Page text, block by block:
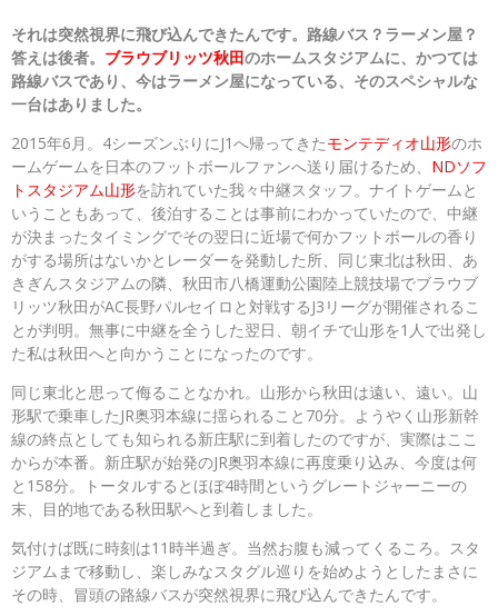
それは突然視界に飛び込んできたんです。路線バス？ラーメン屋？
答えは後者。 ブラウブリッツ秋田のホームスタジアムに、かつては
路線バスであり、今はラーメン屋になっている、そのスペシャルな
一台はありました。
2015年6月。4シーズンぶりにJ1へ帰ってきたモンテディオ山形のホ
ームゲームを日本のフットボールファンへ送り届けるため、 NDソフ
トスタジアム山形を訪れていた我々中継スタッフ。ナイトゲームと
いうこともあって、後泊することは事前にわかっていたので、中継
が決まったタイミングでその翌日に近場で何かフットボールの香り
がする場所はないかとレーダーを発動した所、同じ東北は秋田、あ
きぎんスタジアムの隣、秋田市八橋運動公園陸上競技場でブラウブ
リッツ秋田がAC長野パルセイロと対戦するJ3リーグが開催されるこ
とが判明。無事に中継を全うした翌日、朝イチで山形を1人で出発し
た私は秋田へと向かうことになったのです。
同じ東北と思って侮ることなかれ。山形から秋田は遠い、遠い。山
形駅で乗車したJR奥羽本線に揺られること70分。ようやく山形新幹
線の終点としても知られる新庄駅に到着したのですが、実際はここ
からが本番。新庄駅が始発のJR奥羽本線に再度乗り込み、今度は何
と158分。トータルするとほぼ4時間というグレートジャーニーの
末、目的地である秋田駅へと到着しました。
気付けば既に時刻は11時半過ぎ。当然お腹も減ってくるころ。スタ
ジアムまで移動し、楽しみなスタグル巡りを始めようとしたまさに
その時、冒頭の路線バスが突然視界に飛び込んできたんです。